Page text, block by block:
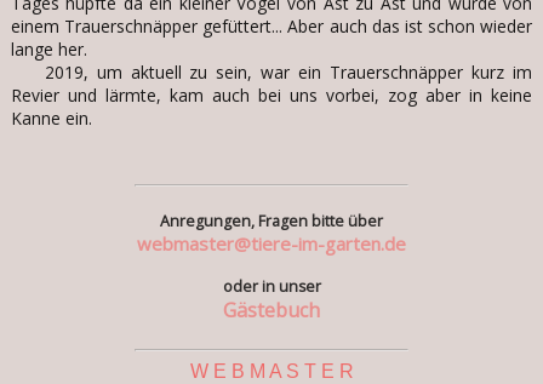
einem Trauerschnäpper gefüttert... Aber auch das ist schon wieder
lange her.
2019, um aktuell zu sein, war ein Trauerschnäpper kurz im
Revier und lärmte, kam auch bei uns vorbei, zog aber in keine
Kanne ein.
Anregungen, Fragen bitte über
webmaster@tiere-im-garten.de
oder in unser
Gästebuch
W E B M A S T E R